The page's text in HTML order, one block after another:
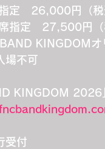
定　26,000円（税
指定　27,500円（
KINGDOMオ
場不可
KINGDOM 2026
受付